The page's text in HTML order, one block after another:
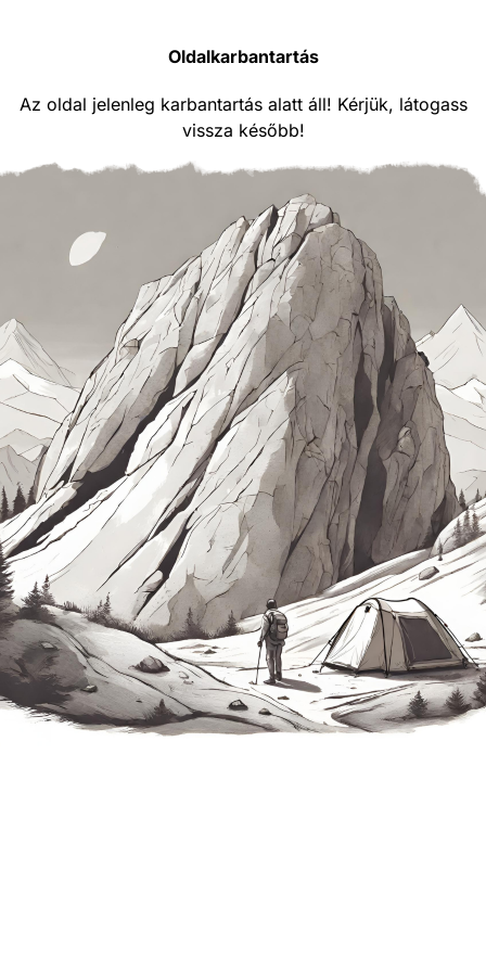
Oldalkarbantartás
Az oldal jelenleg karbantartás alatt áll! Kérjük, látogass
vissza később!